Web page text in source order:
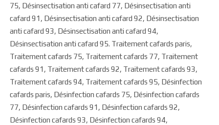
75, Désinsectisation anti cafard 77, Désinsectisation anti
cafard 91, Désinsectisation anti cafard 92, Désinsectisation
anti cafard 93, Désinsectisation anti cafard 94,
Désinsectisation anti cafard 95. Traitement cafards paris,
Traitement cafards 75, Traitement cafards 77, Traitement
cafards 91, Traitement cafards 92, Traitement cafards 93,
Traitement cafards 94, Traitement cafards 95, Désinfection
cafards paris, Désinfection cafards 75, Désinfection cafards
77, Désinfection cafards 91, Désinfection cafards 92,
Désinfection cafards 93, Désinfection cafards 94,